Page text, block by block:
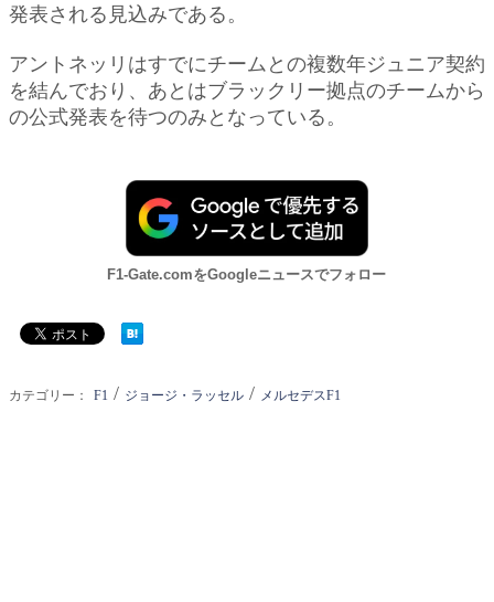
発表される見込みである。
アントネッリはすでにチームとの複数年ジュニア契約
を結んでおり、あとはブラックリー拠点のチームから
の公式発表を待つのみとなっている。
F1-Gate.comをGoogleニュースでフォロー
カテゴリー： F1 / ジョージ・ラッセル / メルセデスF1